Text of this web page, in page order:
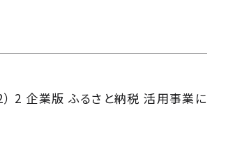
2 企業版 ふるさと納税 活用事業に